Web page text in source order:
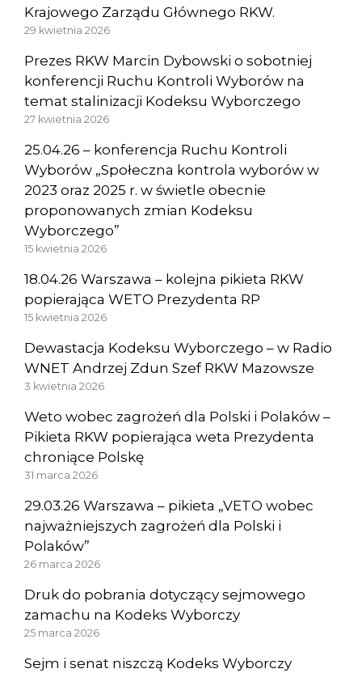
Krajowego Zarządu Głównego RKW.
29 kwietnia 2026
Prezes RKW Marcin Dybowski o sobotniej
konferencji Ruchu Kontroli Wyborów na
temat stalinizacji Kodeksu Wyborczego
27 kwietnia 2026
25.04.26 – konferencja Ruchu Kontroli
Wyborów „Społeczna kontrola wyborów w
2023 oraz 2025 r. w świetle obecnie
proponowanych zmian Kodeksu
Wyborczego”
15 kwietnia 2026
18.04.26 Warszawa – kolejna pikieta RKW
popierająca WETO Prezydenta RP
15 kwietnia 2026
Dewastacja Kodeksu Wyborczego – w Radio
WNET Andrzej Zdun Szef RKW Mazowsze
3 kwietnia 2026
Weto wobec zagrożeń dla Polski i Polaków –
Pikieta RKW popierająca weta Prezydenta
chroniące Polskę
31 marca 2026
29.03.26 Warszawa – pikieta „VETO wobec
najważniejszych zagrożeń dla Polski i
Polaków”
26 marca 2026
Druk do pobrania dotyczący sejmowego
zamachu na Kodeks Wyborczy
25 marca 2026
Sejm i senat niszczą Kodeks Wyborczy